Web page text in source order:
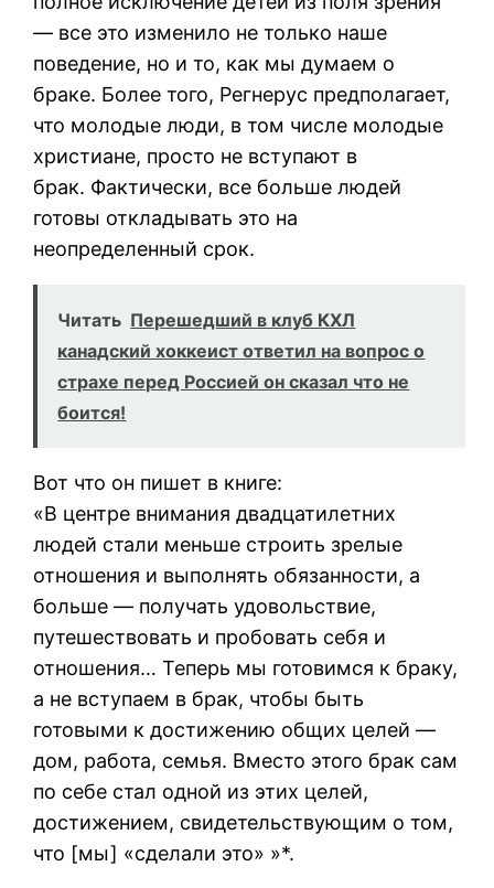
— все это изменило не только наше
поведение, но и то, как мы думаем о
браке. Более того, Регнерус предполагает,
что молодые люди, в том числе молодые
христиане, просто не вступают в
брак. Фактически, все больше людей
готовы откладывать это на
неопределенный срок.
Читать Перешедший в клуб КХЛ
канадский хоккеист ответил на вопрос о
страхе перед Россией он сказал что не
боится!
Вот что он пишет в книге:
«В центре внимания двадцатилетних
людей стали меньше строить зрелые
отношения и выполнять обязанности, а
больше — получать удовольствие,
путешествовать и пробовать себя и
отношения… Теперь мы готовимся к браку,
а не вступаем в брак, чтобы быть
готовыми к достижению общих целей —
дом, работа, семья. Вместо этого брак сам
по себе стал одной из этих целей,
достижением, свидетельствующим о том,
что [мы] «сделали это» »*.